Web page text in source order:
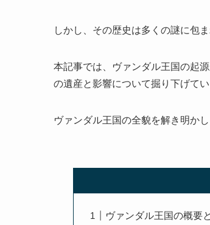
しかし、その歴史は多くの謎に包
本記事では、ヴァンダル王国の起
の遺産と影響について掘り下げてい
ヴァンダル王国の全貌を解き明か
ヴァンダル王国の概要